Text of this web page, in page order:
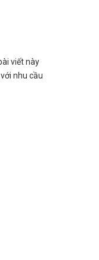
viết này
nhu cầu